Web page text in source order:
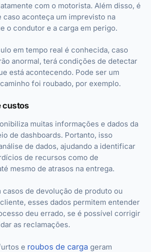
com o motorista. Além disso, é
caso aconteça um imprevisto na
o condutor e a carga em perigo.
em tempo real é conhecida, caso
anormal, terá condições de detectar
está acontecendo. Pode ser um
foi roubado, por exemplo.
custos
muitas informações e dados da
de dashboards. Portanto, isso
de dados, ajudando a identificar
de recursos como de
mesmo de atrasos na entrega.
casos de devolução de produto ou
esses dados permitem entender
deu errado, se é possível corrigir
as reclamações.
e roubos de carga geram